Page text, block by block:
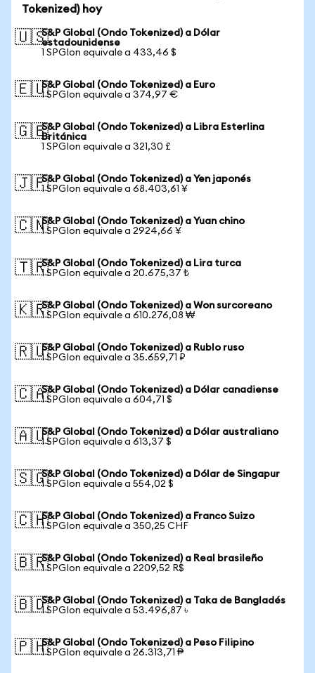
Tokenized) hoy
🇺🇸S&P Global (Ondo Tokenized) a Dólar
estadounidense
1 SPGIon equivale a 433,46 $
🇪🇺S&P Global (Ondo Tokenized) a Euro
1 SPGIon equivale a 374,97 €
🇬🇧S&P Global (Ondo Tokenized) a Libra Esterlina
Británica
1 SPGIon equivale a 321,30 £
🇯🇵S&P Global (Ondo Tokenized) a Yen japonés
1 SPGIon equivale a 68.403,61 ¥
🇨🇳S&P Global (Ondo Tokenized) a Yuan chino
1 SPGIon equivale a 2924,66 ¥
🇹🇷S&P Global (Ondo Tokenized) a Lira turca
1 SPGIon equivale a 20.675,37 ₺
🇰🇷S&P Global (Ondo Tokenized) a Won surcoreano
1 SPGIon equivale a 610.276,08 ₩
🇷🇺S&P Global (Ondo Tokenized) a Rublo ruso
1 SPGIon equivale a 35.659,71 ₽
🇨🇦S&P Global (Ondo Tokenized) a Dólar canadiense
1 SPGIon equivale a 604,71 $
🇦🇺S&P Global (Ondo Tokenized) a Dólar australiano
1 SPGIon equivale a 613,37 $
🇸🇬S&P Global (Ondo Tokenized) a Dólar de Singapur
1 SPGIon equivale a 554,02 $
🇨🇭S&P Global (Ondo Tokenized) a Franco Suizo
1 SPGIon equivale a 350,25 CHF
🇧🇷S&P Global (Ondo Tokenized) a Real brasileño
1 SPGIon equivale a 2209,52 R$
🇧🇩S&P Global (Ondo Tokenized) a Taka de Bangladés
1 SPGIon equivale a 53.496,87 ৳
🇵🇭S&P Global (Ondo Tokenized) a Peso Filipino
1 SPGIon equivale a 26.313,71 ₱